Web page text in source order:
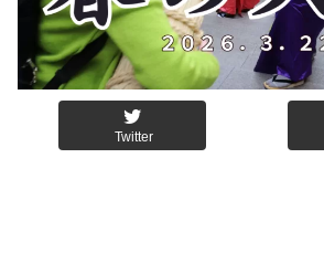
Twitter